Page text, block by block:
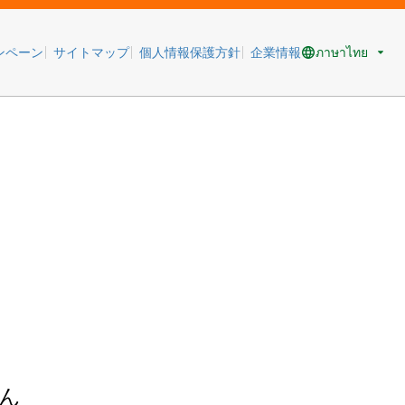
ペーン サイトマップ 個人情報保護方針 企業情報 ภาษาไทย